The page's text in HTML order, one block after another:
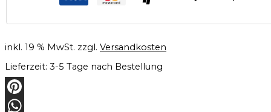
inkl. 19 % MwSt. zzgl. Versandkosten
Lieferzeit: 3-5 Tage nach Bestellung
Pinterest